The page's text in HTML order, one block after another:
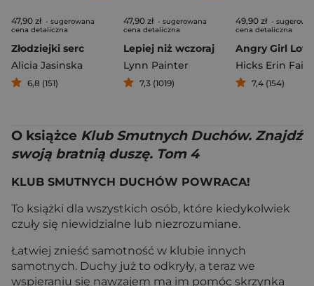
47,90 zł - sugerowana
cena detaliczna
Złodziejki serc
Alicia Jasinska
6,8 (151)
47,90 zł - sugerowana
cena detaliczna
Lepiej niż wczoraj
Lynn Painter
7,3 (1019)
49,90 zł -
cena detaliczna
Hicks Erin Faith
7,4 (154)
O książce Klub Smutnych Duchów. Znajdź
swoją bratnią duszę. Tom 4
KLUB SMUTNYCH DUCHÓW POWRACA!
To książki dla wszystkich osób, które kiedykolwiek
czuły się niewidzialne lub niezrozumiane.
Łatwiej znieść samotność w klubie innych
samotnych. Duchy już to odkryły, a teraz we
wspieraniu się nawzajem ma im pomóc skrzynka